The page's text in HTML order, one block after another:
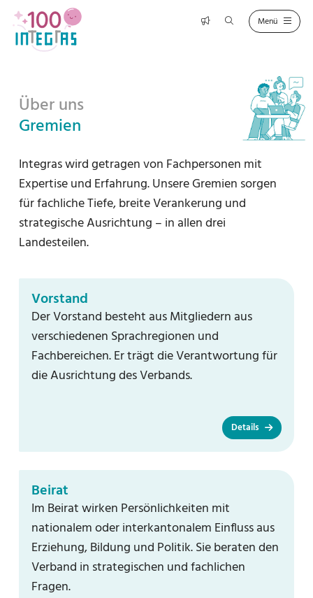
Über uns
Gremien
Integras wird getragen von Fachpersonen mit
Expertise und Erfahrung. Unsere Gremien sorgen
für fachliche Tiefe, breite Verankerung und
strategische Ausrichtung – in allen drei
Landesteilen.
Vorstand
Der Vorstand besteht aus Mitgliedern aus
verschiedenen Sprachregionen und
Fachbereichen. Er trägt die Verantwortung für
die Ausrichtung des Verbands.
Details
Beirat
Im Beirat wirken Persönlichkeiten mit
nationalem oder interkantonalem Einfluss aus
Erziehung, Bildung und Politik. Sie beraten den
Verband in strategischen und fachlichen
Fragen.